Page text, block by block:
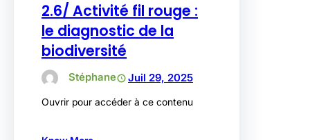
2.6/ Activité fil rouge :
le diagnostic de la
biodiversité
Stéphane Juil 29, 2025
Ouvrir pour accéder à ce contenu